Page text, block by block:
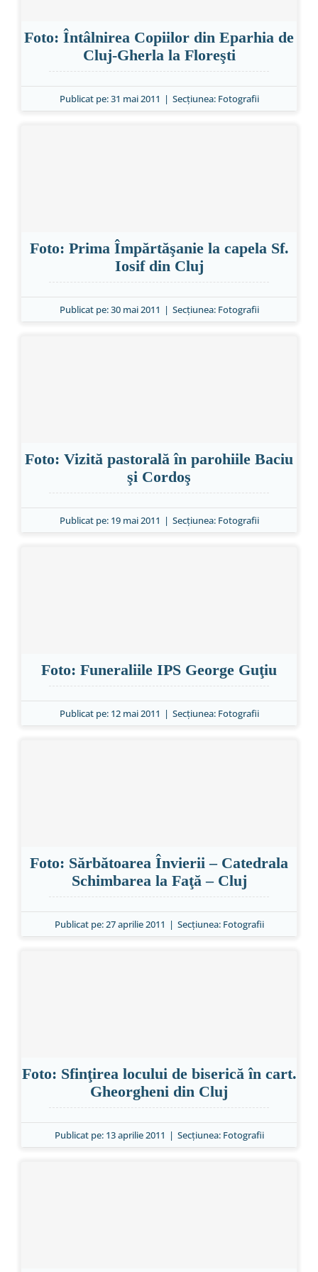
Foto: Întâlnirea Copiilor din Eparhia de
Cluj-Gherla la Floreşti
Publicat pe: 31 mai 2011 | Secțiunea: Fotografii
Foto: Prima Împărtăşanie la capela Sf.
Iosif din Cluj
Publicat pe: 30 mai 2011 | Secțiunea: Fotografii
Foto: Vizită pastorală în parohiile Baciu
şi Cordoş
Publicat pe: 19 mai 2011 | Secțiunea: Fotografii
Foto: Funeraliile IPS George Guţiu
Publicat pe: 12 mai 2011 | Secțiunea: Fotografii
Foto: Sărbătoarea Învierii – Catedrala
Schimbarea la Faţă – Cluj
Publicat pe: 27 aprilie 2011 | Secțiunea: Fotografii
Foto: Sfinţirea locului de biserică în cart.
Gheorgheni din Cluj
Publicat pe: 13 aprilie 2011 | Secțiunea: Fotografii